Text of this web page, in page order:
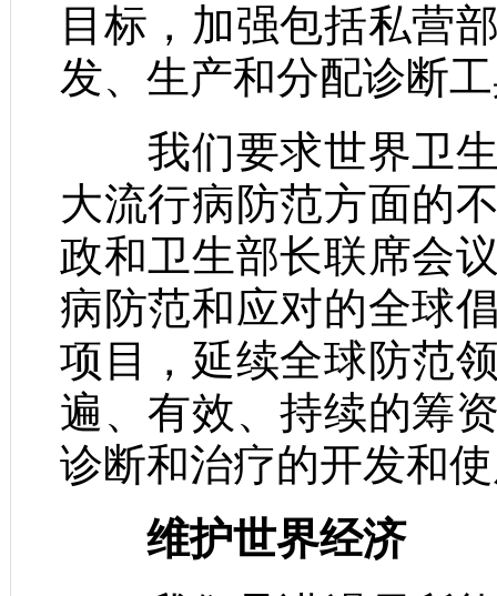
目标，加强包括私营
发、生产和分配诊断
我们要求世界卫生
大流行病防范方面的
政和卫生部长联席会
病防范和应对的全球
项目，延续全球防范
遍、有效、持续的筹
诊断和治疗的开发和
维护世界经济